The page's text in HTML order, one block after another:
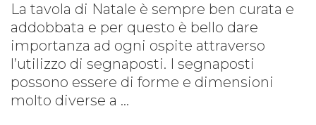
di
Natale
La tavola di Natale è sempre ben curata e
addobbata e per questo è bello dare
importanza ad ogni ospite attraverso
l’utilizzo di segnaposti. I segnaposti
possono essere di forme e dimensioni
molto diverse a …